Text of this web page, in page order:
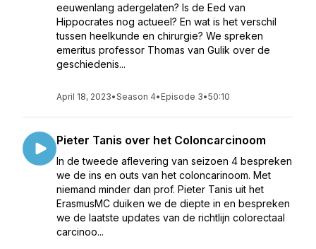
eeuwenlang adergelaten? Is de Eed van
Hippocrates nog actueel? En wat is het verschil
tussen heelkunde en chirurgie? We spreken
emeritus professor Thomas van Gulik over de
geschiedenis...
April 18, 2023•Season 4• Episode 3•50:10
Pieter Tanis over het Coloncarcinoom
In de tweede aflevering van seizoen 4 bespreken
we de ins en outs van het coloncarinoom. Met
niemand minder dan prof. Pieter Tanis uit het
ErasmusMC duiken we de diepte in en bespreken
we de laatste updates van de richtlijn colorectaal
carcinoo...